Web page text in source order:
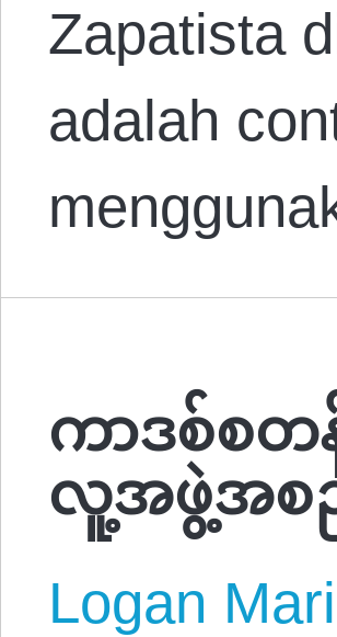
Zapatista
adalah
ကာဒစ်စတန်
လူ့အဖွဲ့အစည်
Logan